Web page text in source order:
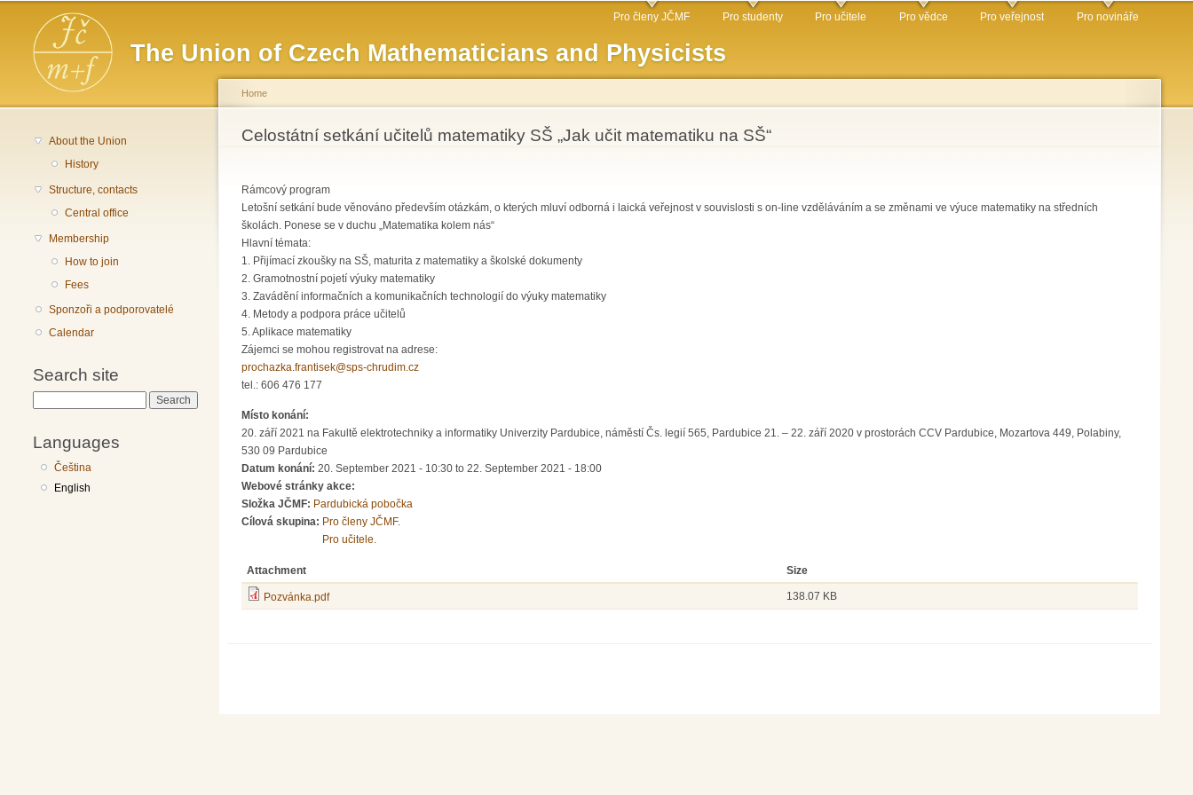
The Union of Czech Mathematicians and Physicists
Main menu Pro členy JČMF Pro studenty Pro učitele Pro vědce Pro veřejnost Pro novináře
About the Union
History
Structure, contacts
Central office
Membership
How to join
Fees
Sponzoři a podporovatelé
Calendar
Search site
Languages
Čeština
English
You are here
Home
Celostátní setkání učitelů matematiky SŠ „Jak učit matematiku na SŠ“
Rámcový program
Letošní setkání bude věnováno především otázkám, o kterých mluví odborná i laická veřejnost v souvislosti s on-line vzděláváním a se změnami ve výuce matematiky na středních
školách. Ponese se v duchu „Matematika kolem nás“
Hlavní témata:
1. Přijímací zkoušky na SŠ, maturita z matematiky a školské dokumenty
2. Gramotnostní pojetí výuky matematiky
3. Zavádění informačních a komunikačních technologií do výuky matematiky
4. Metody a podpora práce učitelů
5. Aplikace matematiky
Zájemci se mohou registrovat na adrese:
prochazka.frantisek@sps-chrudim.cz
tel.: 606 476 177
Místo konání:
20. září 2021 na Fakultě elektrotechniky a informatiky Univerzity Pardubice, náměstí Čs. legií 565, Pardubice 21. – 22. září 2020 v prostorách CCV Pardubice, Mozartova 449, Polabiny,
530 09 Pardubice
Datum konání: 20. September 2021 - 10:30 to 22. September 2021 - 18:00
Webové stránky akce:
Složka JČMF: Pardubická pobočka
Cílová skupina: Pro členy JČMF.
Pro učitele.
Attachment Size
Pozvánka.pdf 138.07 KB